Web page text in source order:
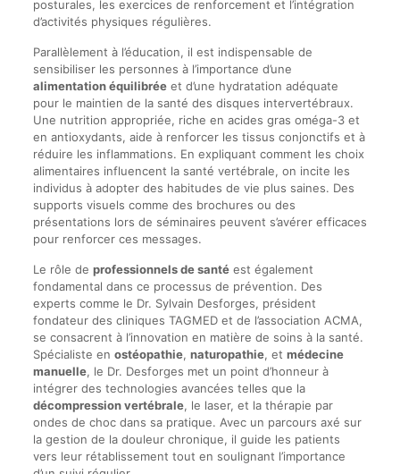
posturales, les exercices de renforcement et l’intégration
d’activités physiques régulières.
Parallèlement à l’éducation, il est indispensable de
sensibiliser les personnes à l’importance d’une
alimentation équilibréeet d’une hydratation adéquate
pour le maintien de la santé des disques intervertébraux.
Une nutrition appropriée, riche en acides gras oméga-3 et
en antioxydants, aide à renforcer les tissus conjonctifs et à
réduire les inflammations. En expliquant comment les choix
alimentaires influencent la santé vertébrale, on incite les
individus à adopter des habitudes de vie plus saines. Des
supports visuels comme des brochures ou des
présentations lors de séminaires peuvent s’avérer efficaces
pour renforcer ces messages.
Le rôle de professionnels de santéest également
fondamental dans ce processus de prévention. Des
experts comme le Dr. Sylvain Desforges, président
fondateur des cliniques TAGMED et de l’association ACMA,
se consacrent à l’innovation en matière de soins à la santé.
Spécialiste en ostéopathie, naturopathie, et médecine
manuelle, le Dr. Desforges met un point d’honneur à
intégrer des technologies avancées telles que la
décompression vertébrale, le laser, et la thérapie par
ondes de choc dans sa pratique. Avec un parcours axé sur
la gestion de la douleur chronique, il guide les patients
vers leur rétablissement tout en soulignant l’importance